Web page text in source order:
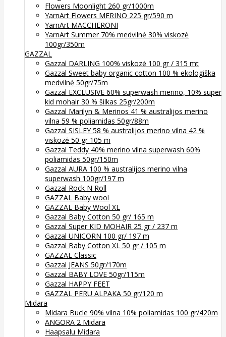
Flowers Moonlight 260 gr/1000m
YarnArt Flowers MERINO 225 gr/590 m
YarnArt MACCHERONI
YarnArt Summer 70% medvilnė 30% viskozė
100gr/350m
GAZZAL
Gazzal DARLING 100% viskozė 100 gr / 315 mt
Gazzal Sweet baby organic cotton 100 % ekologiška
medvilnė 50gr/75m
Gazzal EXCLUSIVE 60% superwash merino, 10% super
kid mohair 30 % šilkas 25gr/200m
Gazzal Marilyn & Merinos 41 % australijos merino
vilna 59 % poliamidas 50gr/88m
Gazzal SISLEY 58 % australijos merino vilna 42 %
viskozė 50 gr 105 m
Gazzal Teddy 40% merino vilna superwash 60%
poliamidas 50gr/150m
Gazzal AURA 100 % australijos merino vilna
superwash 100gr/197 m
Gazzal Rock N Roll
GAZZAL Baby wool
GAZZAL Baby Wool XL
Gazzal Baby Cotton 50 gr/ 165 m
Gazzal Super KID MOHAIR 25 gr / 237 m
Gazzal UNICORN 100 gr/ 197 m
Gazzal Baby Cotton XL 50 gr / 105 m
GAZZAL Classic
Gazzal JEANS 50gr/170m
Gazzal BABY LOVE 50gr/115m
Gazzal HAPPY FEET
GAZZAL PERU ALPAKA 50 gr/120 m
Midara
Midara Bucle 90% vilna 10% poliamidas 100 gr/420m
ANGORA 2 Midara
Haapsalu Midara